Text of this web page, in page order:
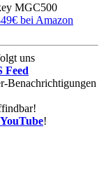
MGC500
bei Amazon
uns
Feed
Benachrichtigungen
YouTube!